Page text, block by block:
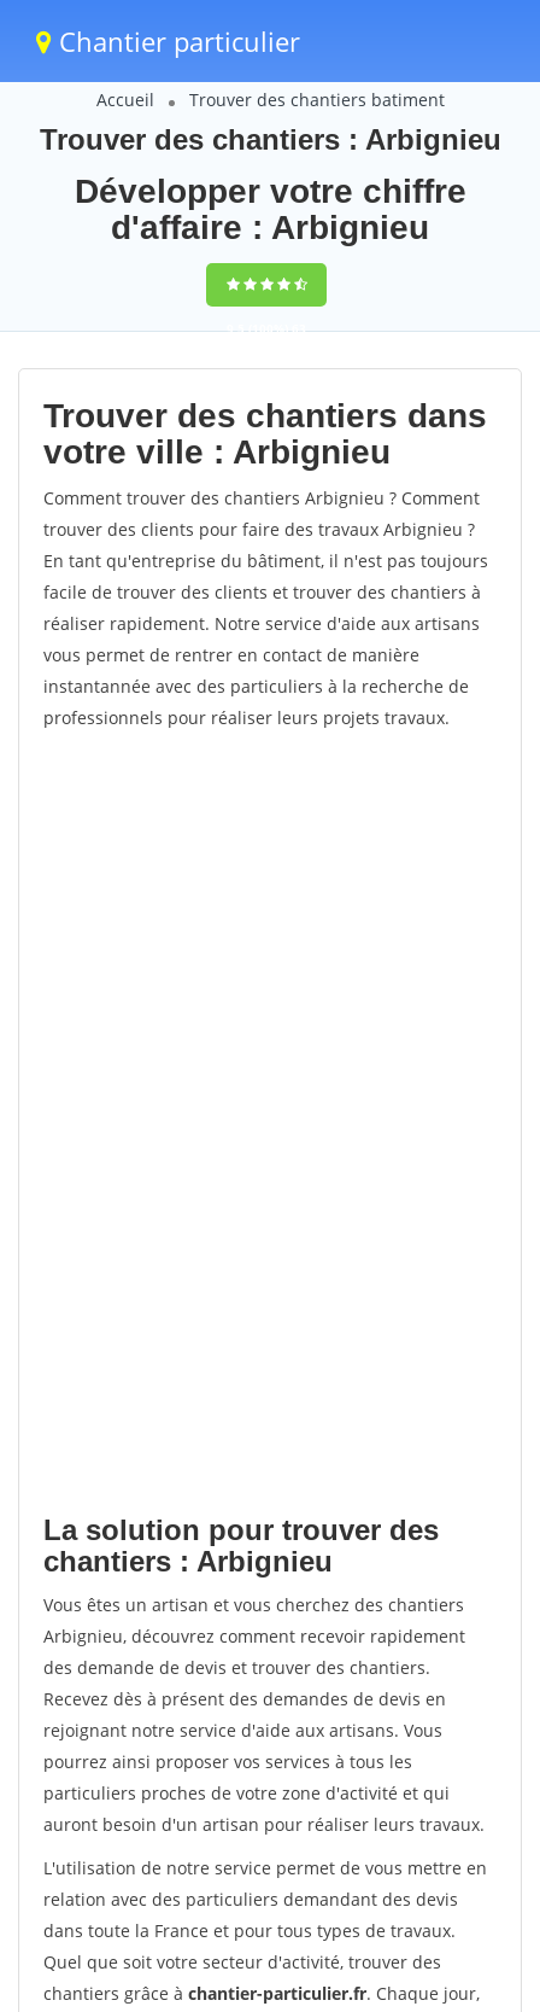
Chantier particulier
Accueil Trouver des chantiers batiment
Trouver des chantiers : Arbignieu
Développer votre chiffre
d'affaire : Arbignieu
9,5(100%)63
votes
Trouver des chantiers dans
votre ville : Arbignieu
Comment trouver des chantiers Arbignieu ? Comment
trouver des clients pour faire des travaux Arbignieu ?
En tant qu'entreprise du bâtiment, il n'est pas toujours
facile de trouver des clients et trouver des chantiers à
réaliser rapidement. Notre service d'aide aux artisans
vous permet de rentrer en contact de manière
instantannée avec des particuliers à la recherche de
professionnels pour réaliser leurs projets travaux.
La solution pour trouver des
chantiers : Arbignieu
Vous êtes un artisan et vous cherchez des chantiers
Arbignieu, découvrez comment recevoir rapidement
des demande de devis et trouver des chantiers.
Recevez dès à présent des demandes de devis en
rejoignant notre service d'aide aux artisans. Vous
pourrez ainsi proposer vos services à tous les
particuliers proches de votre zone d'activité et qui
auront besoin d'un artisan pour réaliser leurs travaux.
L'utilisation de notre service permet de vous mettre en
relation avec des particuliers demandant des devis
dans toute la France et pour tous types de travaux.
Quel que soit votre secteur d'activité, trouver des
chantiers grâce à chantier-particulier.fr. Chaque jour,